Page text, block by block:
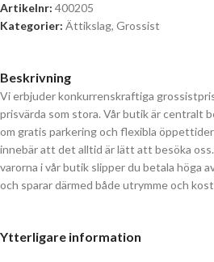
Artikelnr: 400205
Kategorier: Ättikslag, Grossist
Beskrivning
Vi erbjuder konkurrenskraftiga
prisvärda som stora. Vår butik är centralt
om gratis parkering och flexibla
innebär att det alltid är lätt att besöka
varorna i vår butik slipper du betala höga
och sparar därmed både utrymme och
Ytterligare information